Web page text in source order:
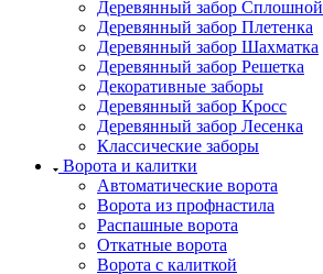
Деревянный забор Сплошной
Деревянный забор Плетенка
Деревянный забор Шахматка
Деревянный забор Решетка
Декоративные заборы
Деревянный забор Кросс
Деревянный забор Лесенка
Классические заборы
Ворота и калитки
Автоматические ворота
Ворота из профнастила
Распашные ворота
Откатные ворота
Ворота с калиткой